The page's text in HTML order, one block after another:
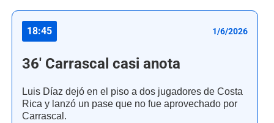
18:45 1/6/2026
36' Carrascal casi anota
Luis Díaz dejó en el piso a dos jugadores de Costa
Rica y lanzó un pase que no fue aprovechado por
Carrascal.